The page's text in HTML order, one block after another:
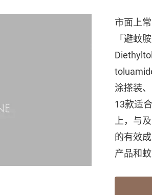
市面上
「避蚊
涂搽装
13款适
上，与
的有效
产品和蚊